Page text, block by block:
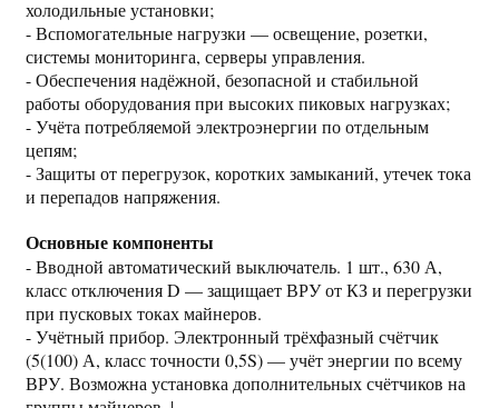
холодильные установки;
- Вспомогательные нагрузки — освещение, розетки,
системы мониторинга, серверы управления.
- Обеспечения надёжной, безопасной и стабильной
работы оборудования при высоких пиковых нагрузках;
- Учёта потребляемой электроэнергии по отдельным
цепям;
- Защиты от перегрузок, коротких замыканий, утечек тока
и перепадов напряжения.
Основные компоненты
- Вводной автоматический выключатель. 1 шт., 630 А,
класс отключения D — защищает ВРУ от КЗ и перегрузки
при пусковых токах майнеров.
- Учётный прибор. Электронный трёхфазный счётчик
(5(100) А, класс точности 0,5S) — учёт энергии по всему
ВРУ. Возможна установка дополнительных счётчиков на